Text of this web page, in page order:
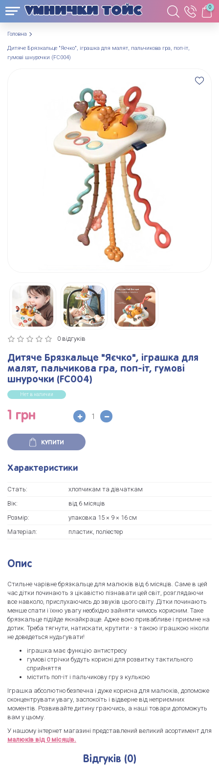
0
Головна
Дитяче Брязкальце "Яєчко", іграшка для малят, пальчикова гра, поп-іт,
гумові шнурочки (FC004)
0 відгуків
Дитяче Брязкальце "Яєчко", іграшка для
малят, пальчикова гра, поп-іт, гумові
шнурочки (FC004)
Нет в наличии
1 грн
КУПИТИ
Характеристики
Стать:
хлопчикам та дівчаткам
Вік:
від 6 місяців
Розмір:
упаковка 15 × 9 × 16 см
Матеріал:
пластик, поліестер
Опис
Стильне чарівне брязкальце для малюків від 6 місяців. Саме в цей
час дітки починають з цікавістю пізнавати цей світ, розглядаючи
все навколо, прислухаючись до звуків цього світу. Дітки починають
менше спати і їхню увагу необхідно зайняти чимось корисним. Таке
брязкальце підійде якнайкраще. Адже воно привабливе і приємне на
дотик. Треба тягнути, натискати, крутити - з такою іграшкою ніколи
не доведеться нудьгувати!
іграшка має функцію антистресу
гумові стрічки будуть корисні для розвитку тактильного
сприйняття
містить поп-іт і пальчикову гру з кулькою
Іграшка абсолютно безпечна і дуже корисна для малюків, допоможе
сконцентрувати увагу, заспокоїть і відверне від неприємних
моментів. Розвивайте дитину граючись, а наші товари допоможуть
вам у цьому.
У нашому інтернет магазині представлений великий асортимент для
малюків від 0 місяців.
Відгуків (0)